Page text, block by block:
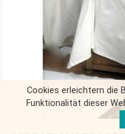
Cookies erleichtern die
Funktionalität dieser